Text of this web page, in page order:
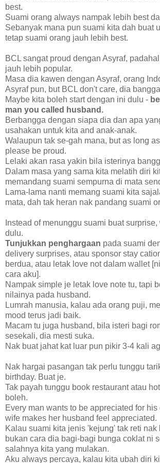
best.
Suami orang always nampak lebih best
Sebanyak mana pun suami kita dah buat
tetap suami orang jauh lebih best.
BCL sangat proud dengan Asyraf,
jauh lebih popular.
Masa dia kawen dengan Asyraf, orang
Asyraf pun, but BCL don't care, dia
Maybe kita boleh start dengan ini dulu -
man you called husband.
Berbangga dengan siapa dia dan apa
usahakan untuk kita and anak-anak.
Walaupun tak se-gah mana, but as long
please be proud.
Lelaki akan rasa yakin bila isterinya
Dalam masa yang sama kita melatih diri
memandang suami sempurna di mata
Lama-lama nanti memang suami kita
mata, dah tak heran nak pandang suami
Instead of menunggu suami buat
dulu.
Tunjukkan penghargaan pada suami
delivery surprises, atau sponsor stay
berdua, atau letak love not dalam wallet
cara aku].
Nampak simple je letak love note tu, tapi
nilainya pada husband.
Lumrah manusia, kalau ada orang puji,
mood terus jadi baik.
Macam tu juga husband, bila isteri bagi
sesekali, dia mesti suka.
Nak buat jahat kat luar pun pikir 3-4 kali
Nak hargai pasangan tak perlu tunggu
birthday. Buat je.
Tak payah tunggu book restaurant atau
boleh.
Every man wants to be appreciated for his
wife makes her husband feel appreciated.
Kalau suami kita jenis 'kejung' tak reti nak
bukan cara dia bagi-bagi bunga coklat ni
salahnya kita yang mulakan.
Aku always percaya, kalau kita ubah diri